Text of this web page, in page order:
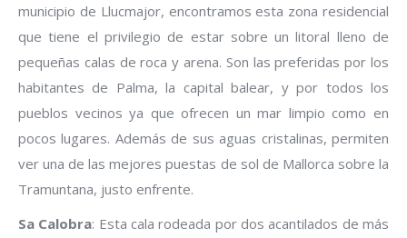
municipio de Llucmajor, encontramos esta zona residencial
que tiene el privilegio de estar sobre un litoral lleno de
pequeñas calas de roca y arena. Son las preferidas por los
habitantes de Palma, la capital balear, y por todos los
pueblos vecinos ya que ofrecen un mar limpio como en
pocos lugares. Además de sus aguas cristalinas, permiten
ver una de las mejores puestas de sol de Mallorca sobre la
Tramuntana, justo enfrente.
Sa Calobra: Esta cala rodeada por dos acantilados de más